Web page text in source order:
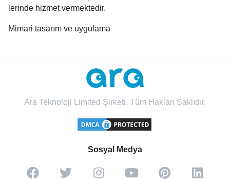
lerinde hizmet vermektedir.
Mimari tasarım ve uygulama
Ara Teknoloji Limited Şirketi. Tüm Hakları Saklıdır.
Sosyal Medya